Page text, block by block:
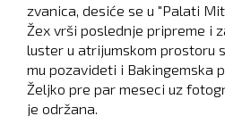
zvanica, desiće se u "Palati
Žex vrši poslednje pripreme i
luster u atrijumskom prostoru
mu pozavideti i Bakingemska
Željko pre par meseci uz
je održana.